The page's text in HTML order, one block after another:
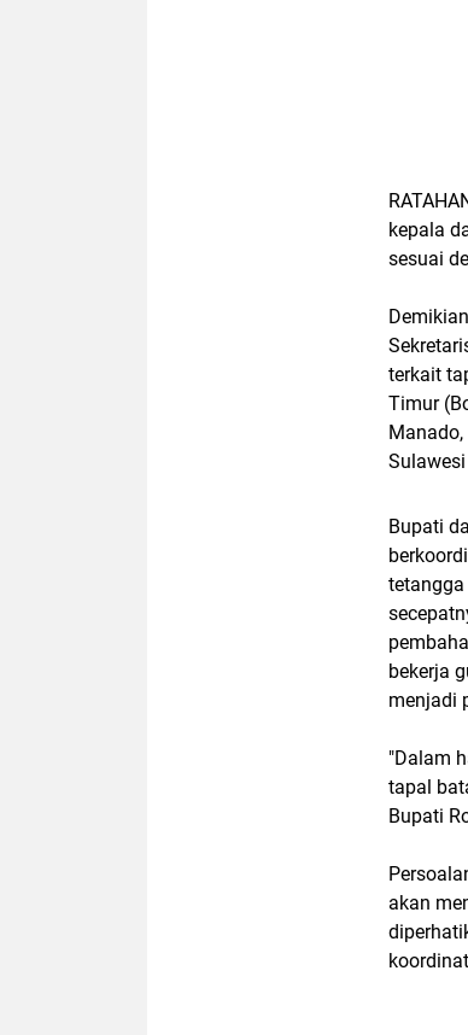
kepala
sesuai
terkait
Timur
Bupati
bekerja
menjadi
"Dalam
tapal
Bupati
akan